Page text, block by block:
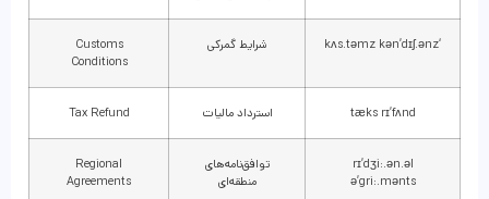
‘kʌs.təmz kən’dɪʃ.ənz شرایط گمرکی
Customs
Conditions
tæks rɪ’fʌnd استرداد مالیات Tax Refund
rɪ’dʒi:.ən.əl
ə’gri:.mənts
توافق‌نامه‌های
منطقه‌ای
Regional
Agreements